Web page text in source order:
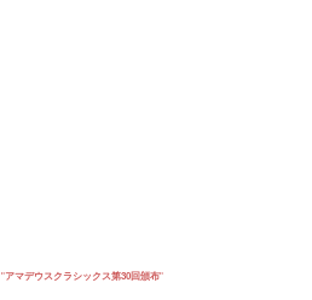
"アマデウスクラシックス第30回頒布"